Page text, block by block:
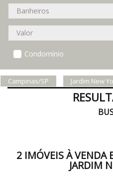
Condomínio
Campinas/SP Jardim New
2 IMÓVEIS À VENDA
JARDIM